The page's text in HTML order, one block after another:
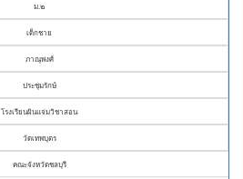
ม.๒
เด็กชาย
ภาณุพงศ์
ประชุมรักษ์
โรงเรียนผินแจ่มวิชาสอน
วัดเทพบุตร
คณะจังหวัดชลบุรี